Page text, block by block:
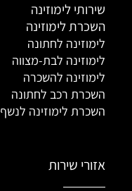
שירותי לימוזינה
השכרת לימוזינה
לימוזינה לחתונה
לימוזינה לבת-מצווה
לימוזינה להשכרה
השכרת רכב לחתונה
השכרת לימוזינה לנשף
אזורי שירות